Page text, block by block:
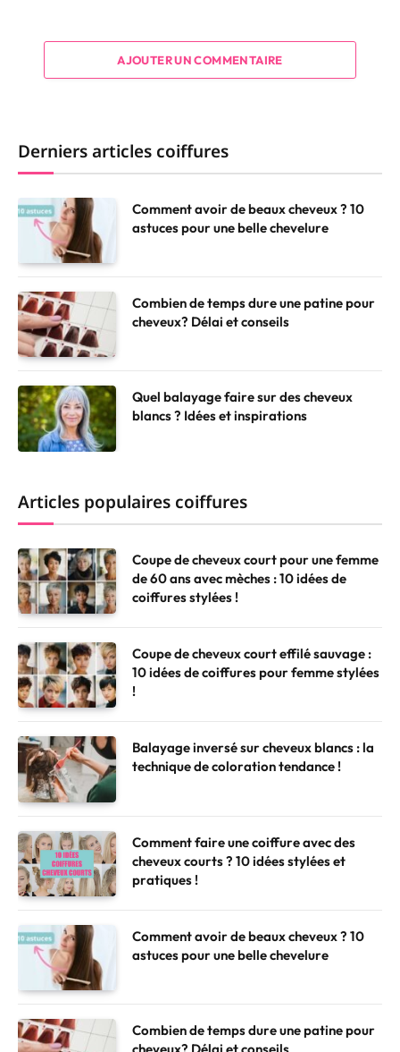
AJOUTER UN COMMENTAIRE
Derniers articles coiffures
Comment avoir de beaux cheveux ? 10
astuces pour une belle chevelure
Combien de temps dure une patine pour
cheveux? Délai et conseils
Quel balayage faire sur des cheveux
blancs ? Idées et inspirations
Articles populaires coiffures
Coupe de cheveux court pour une femme
de 60 ans avec mèches : 10 idées de
coiffures stylées !
Coupe de cheveux court effilé sauvage :
10 idées de coiffures pour femme stylées
!
Balayage inversé sur cheveux blancs : la
technique de coloration tendance !
Comment faire une coiffure avec des
cheveux courts ? 10 idées stylées et
pratiques !
Comment avoir de beaux cheveux ? 10
astuces pour une belle chevelure
Combien de temps dure une patine pour